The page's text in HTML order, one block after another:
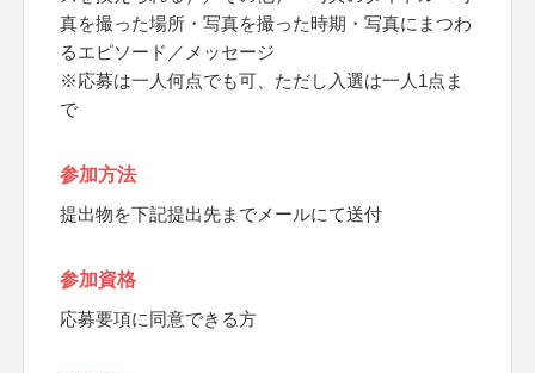
真を撮った場所・写真を撮った時期・写真にまつわ
るエピソード／メッセージ
※応募は一人何点でも可、ただし入選は一人1点ま
で
参加方法
提出物を下記提出先までメールにて送付
参加資格
応募要項に同意できる方